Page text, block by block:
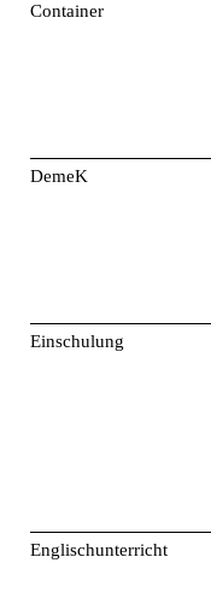
Container
DemeK
Einschulung
Englischunterricht